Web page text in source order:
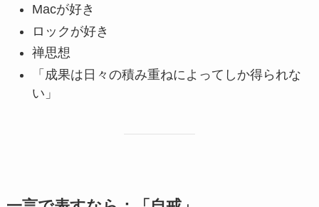
Macが好き
ロックが好き
禅思想
「成果は日々の積み重ねによってしか得られな
い」